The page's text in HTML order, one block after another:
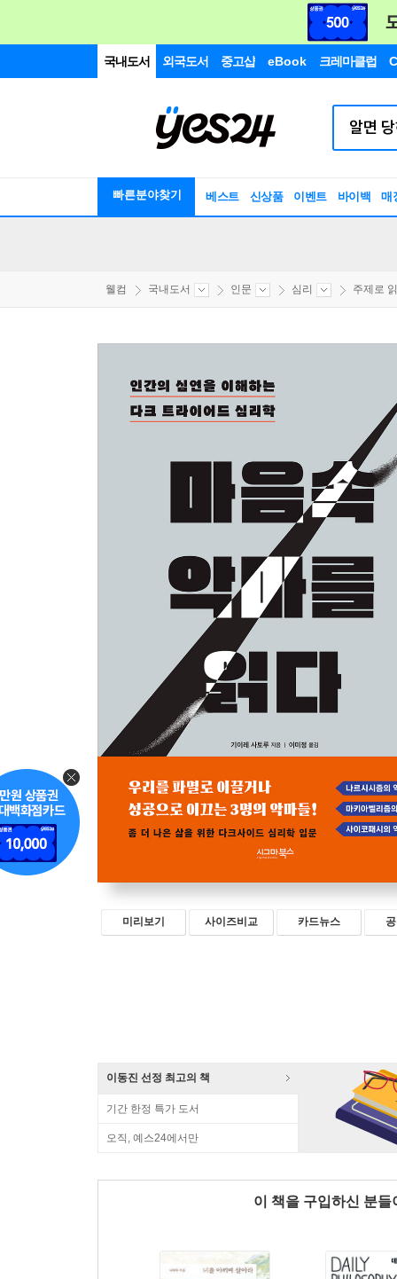
국내도서 외국도서 중고샵 eBook 크레마클럽
빠른분야찾기 베스트 신상품 이벤트 바이백 매
웰컴 국내도서 인문 심리 주제로
미리보기 사이즈비교 카드뉴스
이동진 선정 최고의 책
기간 한정 특가 도서
오직, 예스24에서만
이 책을 구입하신 분